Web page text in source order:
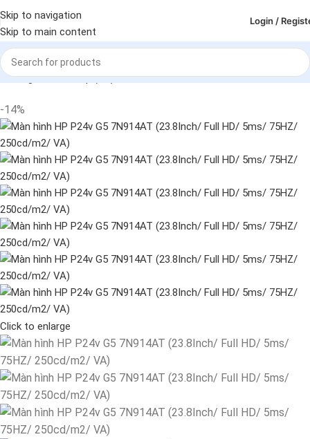
Skip to navigation
Skip to main content
Login /
Trang chủ Deskop (PC) Màn hình
-14%
Click to enlarge